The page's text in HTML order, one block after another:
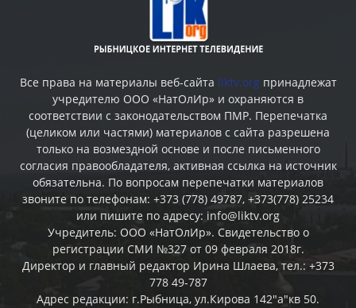
Все права на материалы веб-сайта liktv.org принадлежат
учредителю ООО «НатОлИр» и охраняются в
соответствии с законодательством ПМР. Перепечатка
(целиком или частями) материалов c сайта разрешена
только на возмездной основе и после письменного
согласия правообладателя, активная ссылка на источник
обязательна. По вопросам перепечатки материалов
звоните по телефонам: +373 (778) 49787, +373(778) 25234
или пишите по адресу: info@liktv.org
Учредитель: ООО «НатОлИр». Свидетельство о
регистрации СМИ №327 от 09 февраля 2018г.
Директор и главный редактор Ирина Шлаева, тел.: +373
778 49-787
Адрес редакции: г.Рыбница, ул.Кирова 142"а"кв 50.